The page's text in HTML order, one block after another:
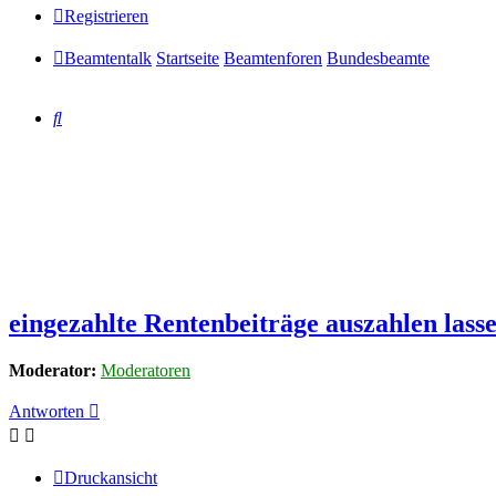
Registrieren
Beamtentalk Startseite Beamtenforen Bundesbeamte
Suche
eingezahlte Rentenbeiträge auszahlen
Moderator: Moderatoren
Antworten
Druckansicht